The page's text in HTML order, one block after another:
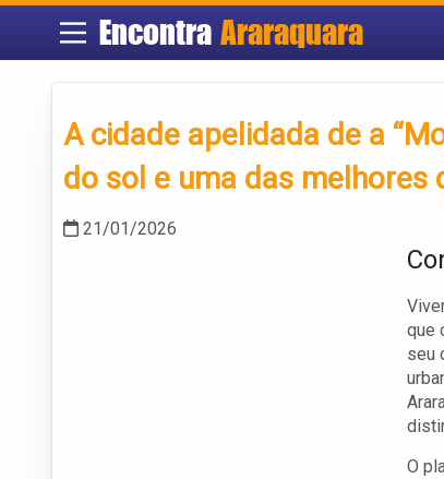
Encontra Araraquara
A cidade apelidada de a
do sol e uma das melhores
21/01/2026
que
seu
O